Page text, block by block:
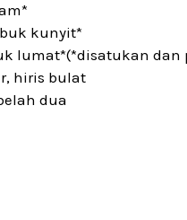
kunyit*
lumat*(*disatukan dan
hiris bulat
dua